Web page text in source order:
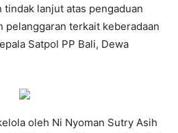
tindak lanjut atas pengaduan
pelanggaran terkait keberadaan
Satpol PP Bali, Dewa
oleh Ni Nyoman Sutry Asih